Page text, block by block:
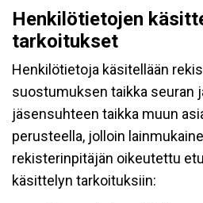
Henkilötietojen
tarkoitukset
Henkilötietoja käsitellään
suostumuksen taikka seuran
jäsensuhteen taikka muun
perusteella, jolloin
rekisterinpitäjän oikeutettu
käsittelyn tarkoituksiin: